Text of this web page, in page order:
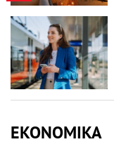
EKONOMIKA